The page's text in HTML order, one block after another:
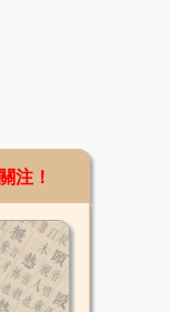
注！